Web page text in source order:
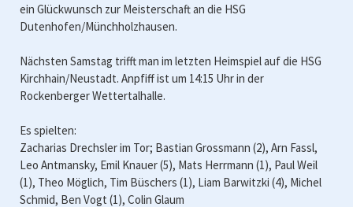
ein Glückwunsch zur Meisterschaft an die HSG
Dutenhofen/Münchholzhausen.
Nächsten Samstag trifft man im letzten Heimspiel auf die HSG
Kirchhain/Neustadt. Anpfiff ist um 14:15 Uhr in der
Rockenberger Wettertalhalle.
Es spielten:
Zacharias Drechsler im Tor; Bastian Grossmann (2), Arn Fassl,
Leo Antmansky, Emil Knauer (5), Mats Herrmann (1), Paul Weil
(1), Theo Möglich, Tim Büschers (1), Liam Barwitzki (4), Michel
Schmid, Ben Vogt (1), Colin Glaum